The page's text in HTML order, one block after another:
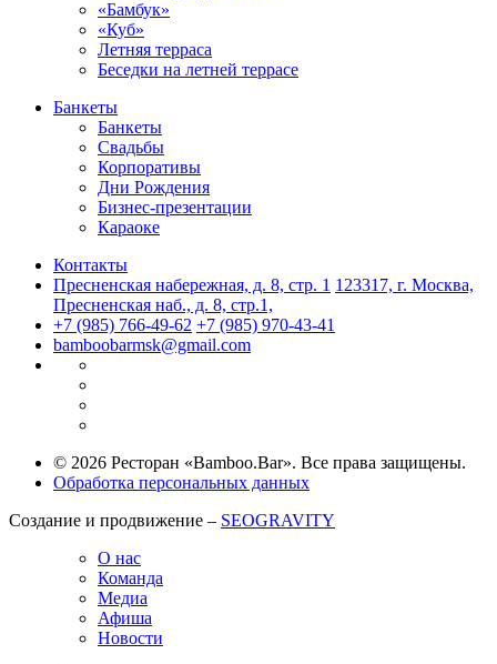
«Бамбук»
«Куб»
Летняя терраса
Беседки на летней террасе
Банкеты
Банкеты
Свадьбы
Корпоративы
Дни Рождения
Бизнес-презентации
Караоке
Контакты
Пресненская набережная, д. 8, стр. 1 123317, г. Москва,
Пресненская наб., д. 8, стр.1,
+7 (985) 766-49-62 +7 (985) 970-43-41
bamboobarmsk@gmail.com
© 2026 Ресторан «Bamboo.Bar». Все права защищены.
Обработка персональных данных
Создание и продвижение – SEOGRAVITY
О нас
Команда
Медиа
Афиша
Новости